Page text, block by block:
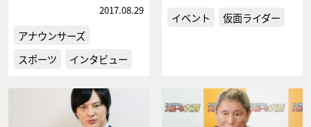
2017.08.29
アナウンサーズ
スポーツ
インタビュー
イベント 仮面ライダー